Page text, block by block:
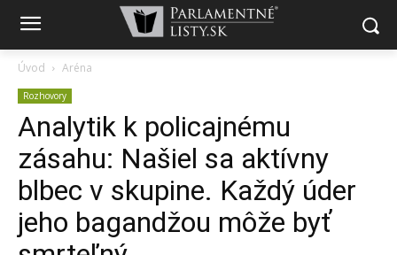
Úvod Aréna
Rozhovory
Analytik k policajnému
zásahu: Našiel sa aktívny
blbec v skupine. Každý úder
jeho bagandžou môže byť